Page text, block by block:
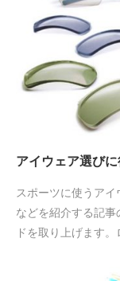
アイウェア選び
スポーツに使うアイ
などを紹介する記
ドを取り上げます